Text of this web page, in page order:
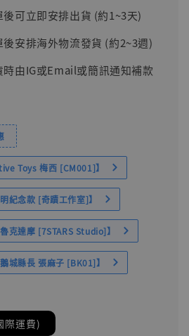
可立即安排出貨 (約1~3天)
安排海外物流發貨 (約2~3週)
由IG或Email或簡訊通知補款
Toys 梅西 [CM001]】
紀念款 [奇蹟工作室]】
克達摩 [7STARS Studio]】
城縣長 張麻子 [BK01]】
際運費)